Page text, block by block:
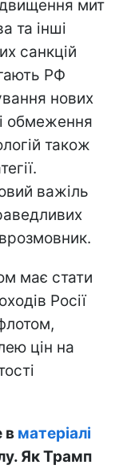
мит
та інші
санкцій
РФ
нових
і обмеження
також
важіль
має стати
Росії
цін на
в матеріалі
Як Трамп